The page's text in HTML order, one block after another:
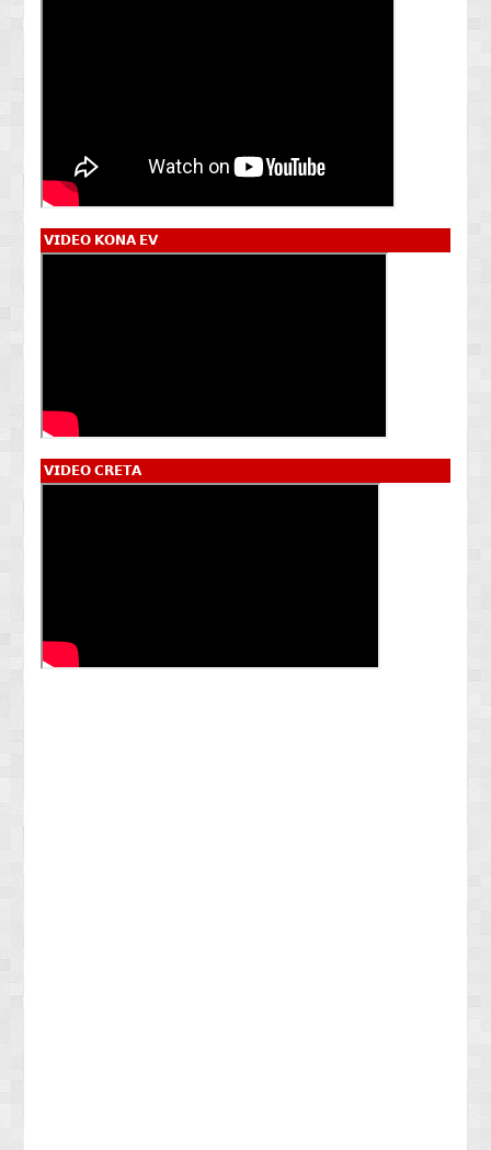
𝗩𝗜𝗗𝗘𝗢 𝗞𝗢𝗡𝗔 𝗘𝗩
𝗩𝗜𝗗𝗘𝗢 𝗖𝗥𝗘𝗧𝗔